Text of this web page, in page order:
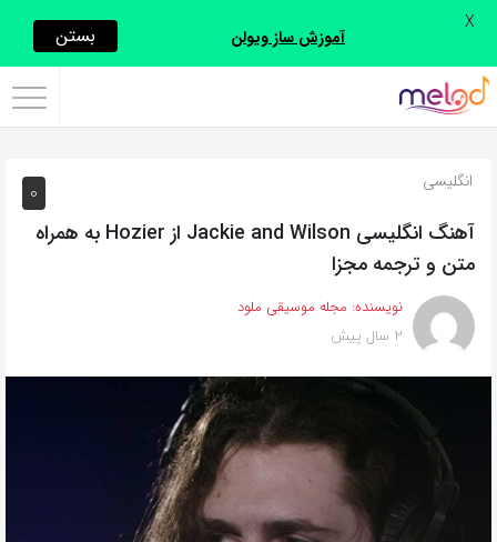
اشتراک
با
روش‌های
زیر
این
صفحه
را
دوستان
0 انگلیسی
آهنگ انگلیسی Jackie and Wilson از Hozier به همراه
متن و ترجمه مجزا
نویسنده: مجله موسیقی ملود
2 سال پیش
آموزش ساز ویولن بستن X